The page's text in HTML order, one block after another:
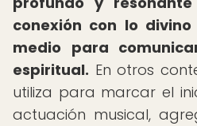
conexión con lo
medio para
espiritual. En otros
utiliza para marcar el
actuación musical,